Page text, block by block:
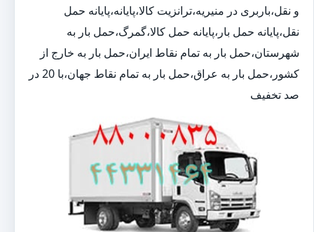
و نقل،باربری در منیریه،ترانزیت کالا،پایانه،پایانه حمل
نقل،پایانه حمل بار،پایانه حمل کالا،گمرگ،حمل بار به
شهرستان،حمل بار به تمام نقاط ایران،حمل بار به خارج از
کشور،حمل بار به عراق،حمل بار به تمام نقاط جهان،با 20 در
صد تخفیف